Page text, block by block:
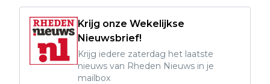
Krijg onze Wekelijkse
Nieuwsbrief!
Krijg iedere zaterdag het laatste
nieuws van Rheden Nieuws in je
mailbox